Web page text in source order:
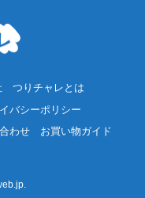
つりチャレとは
バシーポリシー
わせ
お買い物ガイド